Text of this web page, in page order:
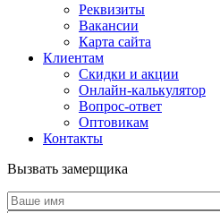
Реквизиты
Вакансии
Карта сайта
Клиентам
Скидки и акции
Онлайн-калькулятор
Вопрос-ответ
Оптовикам
Контакты
Вызвать замерщика